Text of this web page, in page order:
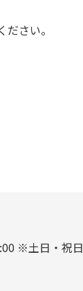
さい。
※土日・祝